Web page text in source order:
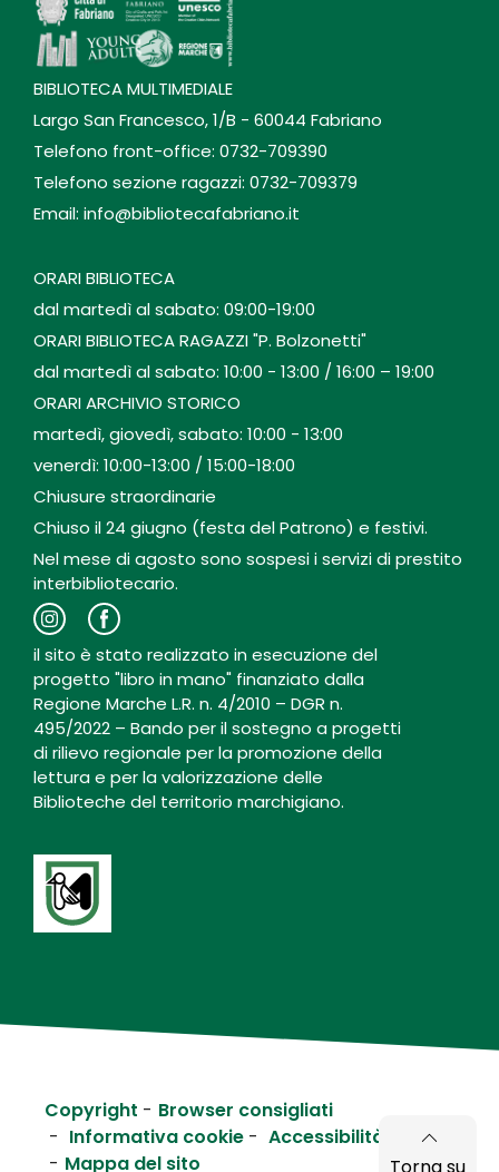
BIBLIOTECA MULTIMEDIALE
Largo San Francesco, 1/B - 60044 Fabriano
Telefono front-office: 0732-709390
Telefono sezione ragazzi: 0732-709379
Email: info@bibliotecafabriano.it
ORARI BIBLIOTECA
dal martedì al sabato: 09:00-19:00
ORARI BIBLIOTECA RAGAZZI "P. Bolzonetti"
dal martedì al sabato: 10:00 - 13:00 / 16:00 – 19:00
ORARI ARCHIVIO STORICO
martedì, giovedì, sabato: 10:00 - 13:00
venerdì: 10:00-13:00 / 15:00-18:00
Chiusure straordinarie
Chiuso il 24 giugno (festa del Patrono) e festivi.
Nel mese di agosto sono sospesi i servizi di prestito
interbibliotecario.
il sito è stato realizzato in esecuzione del
progetto "libro in mano" finanziato dalla
Regione Marche L.R. n. 4/2010 – DGR n.
495/2022 – Bando per il sostegno a progetti
di rilievo regionale per la promozione della
lettura e per la valorizzazione delle
Biblioteche del territorio marchigiano.
Copyright
Browser consigliati
Informativa cookie
Accessibilità
Mappa del sito